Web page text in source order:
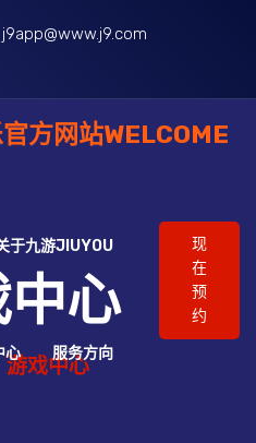
j9app@www.j9.com
于九游JIUYOU
心 服务方向
现
在
预
约
心
游戏中心